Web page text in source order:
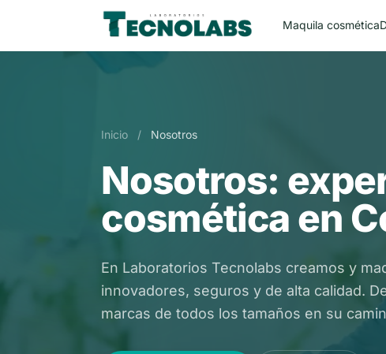
Maquila cosmética
Inicio / Nosotros
Nosotros:
cosmética en
En Laboratorios Tecnolabs creamos y
innovadores, seguros y de alta calidad.
marcas de todos los tamaños en su